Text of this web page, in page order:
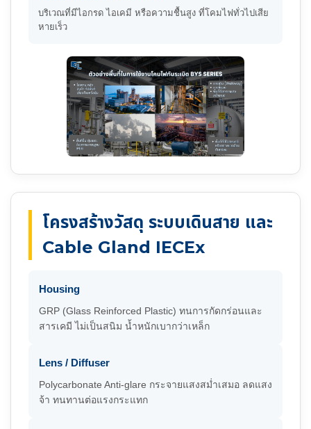
บริเวณที่มีไอกรด ไอเคมี หรือความชื้นสูง ที่โคมไฟทั่วไปเสีย
หายเร็ว
โครงสร้างวัสดุ ระบบเดินสาย และ
Cable Gland IECEx
Housing
GRP (Glass Reinforced Plastic) ทนการกัดกร่อนและ
สารเคมี ไม่เป็นสนิม น้ำหนักเบากว่าเหล็ก
Lens / Diffuser
Polycarbonate Anti-glare กระจายแสงสม่ำเสมอ ลดแสง
จ้า ทนทานต่อแรงกระแทก